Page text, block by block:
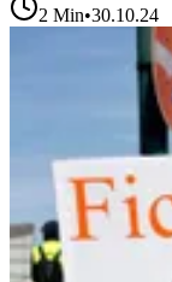
2 Min•30.10.24